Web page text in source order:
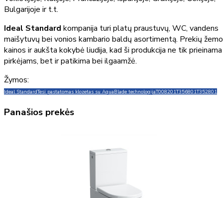
Bulgarijoje ir t.t.
Ideal Standard kompanija turi platų praustuvų, WC, vandens
maišytuvų bei vonios kambario baldų asortimentą. Prekių
kainos ir aukšta kokybė liudija, kad ši produkcija ne tik prieinama
pirkėjams, bet ir patikima bei ilgaamžė.
Žymos:
Ideal StandardTesi pastatomas klozetas su AquaBlade technologijaT008201T356801T352801
Panašios prekės